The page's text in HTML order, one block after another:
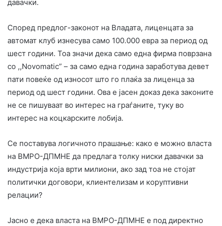
давачки.
Според предлог-законот на Владата, лиценцата за
автомат клуб изнесува само 100.000 евра за период од
шест години. Тоа значи дека само една фирма поврзана
со ,,Novomatic” – за само една година заработува девет
пати повеќе од износот што го плаќа за лиценца за
период од шест години. Ова е јасен доказ дека законите
не се пишуваат во интерес на граѓаните, туку во
интерес на коцкарските лобија.
Се поставува логичното прашање: како е можно власта
на ВМРО-ДПМНЕ да предлага толку ниски давачки за
индустрија која врти милиони, ако зад тоа не стојат
политички договори, клиентелизам и коруптивни
релации?
Јасно е дека власта на ВМРО-ДПМНЕ е под директно